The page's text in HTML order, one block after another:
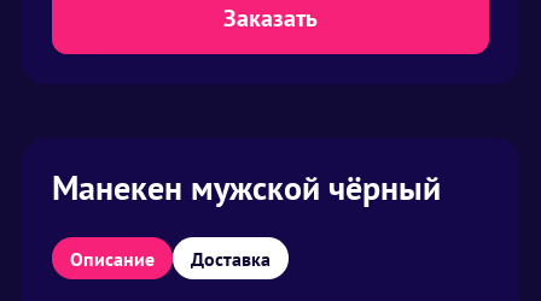
Заказать
Манекен мужской чёрный
Описание Доставка